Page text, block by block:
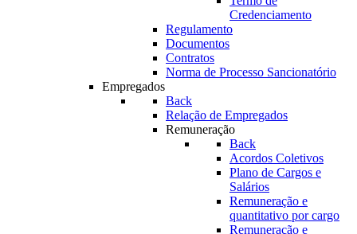
Credenciamento
Regulamento
Documentos
Contratos
Norma de Processo Sancionatório
Empregados
Back
Relação de Empregados
Remuneração
Back
Acordos Coletivos
Plano de Cargos e
Salários
Remuneração e
quantitativo por cargo
Remuneração e